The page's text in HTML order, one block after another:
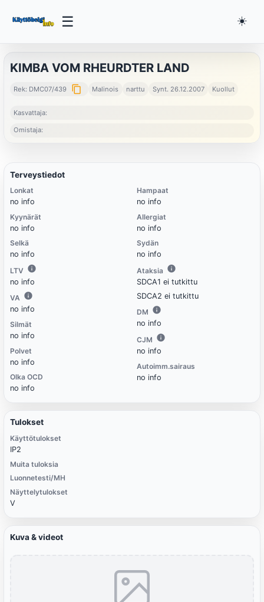
☰ ☀️
KIMBA VOM RHEURDTER LAND
Rek: DMC07/439 content_copy Malinois narttu Synt. 26.12.2007 Kuollut
Kasvattaja:
Omistaja:
Terveystiedot
Lonkat
no info
Kyynärät
no info
Selkä
no info
LTV
no info
VA
no info
Silmät
no info
Polvet
no info
Olka OCD
no info
Hampaat
no info
Allergiat
no info
Sydän
no info
Ataksia
SDCA1 ei tutkittu
SDCA2 ei tutkittu
DM
no info
CJM
no info
Autoimm.sairaus
no info
Tulokset
Käyttötulokset
IP2
Muita tuloksia
Luonnetesti/MH
Näyttelytulokset
V
Kuva & videot